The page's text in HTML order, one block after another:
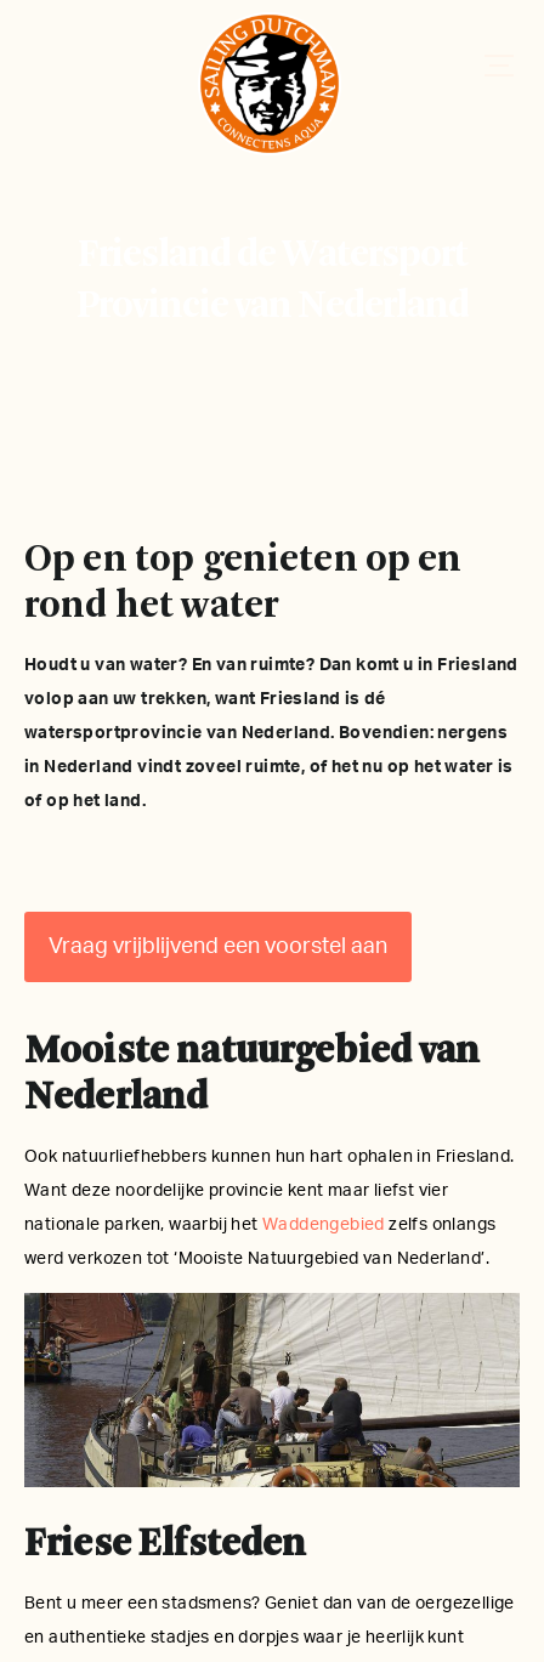
Op en top genieten op en
rond het water
Houdt u van water? En van ruimte? Dan komt u in Friesland
volop aan uw trekken, want Friesland is dé
watersportprovincie van Nederland. Bovendien: nergens
in Nederland vindt zoveel ruimte, of het nu op het water is
of op het land.
Vraag vrijblijvend een voorstel aan
Mooiste natuurgebied van
Nederland
Ook natuurliefhebbers kunnen hun hart ophalen in Friesland.
Want deze noordelijke provincie kent maar liefst vier
nationale parken, waarbij het Waddengebied zelfs onlangs
werd verkozen tot ‘Mooiste Natuurgebied van Nederland’.
Friese Elfsteden
Bent u meer een stadsmens? Geniet dan van de oergezellige
en authentieke stadjes en dorpjes waar je heerlijk kunt